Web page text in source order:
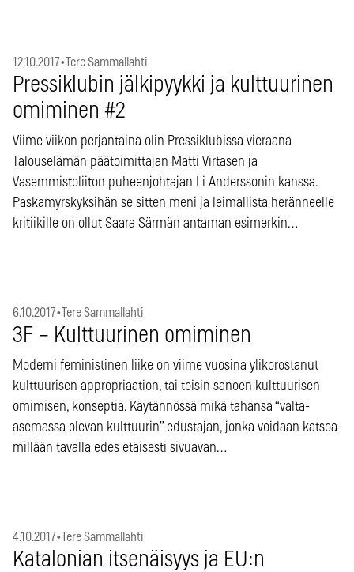
12.10.2017• Tere Sammallahti
Pressiklubin jälkipyykki ja kulttuurinen
omiminen #2
Viime viikon perjantaina olin Pressiklubissa vieraana
Talouselämän päätoimittajan Matti Virtasen ja
Vasemmistoliiton puheenjohtajan Li Anderssonin kanssa.
Paskamyrskyksihän se sitten meni ja leimallista heränneelle
kritiikille on ollut Saara Särmän antaman esimerkin…
6.10.2017• Tere Sammallahti
3F – Kulttuurinen omiminen
Moderni feministinen liike on viime vuosina ylikorostanut
kulttuurisen appropriaation, tai toisin sanoen kulttuurisen
omimisen, konseptia. Käytännössä mikä tahansa “valta-
asemassa olevan kulttuurin” edustajan, jonka voidaan katsoa
millään tavalla edes etäisesti sivuavan…
4.10.2017• Tere Sammallahti
Katalonian itsenäisyys ja EU:n